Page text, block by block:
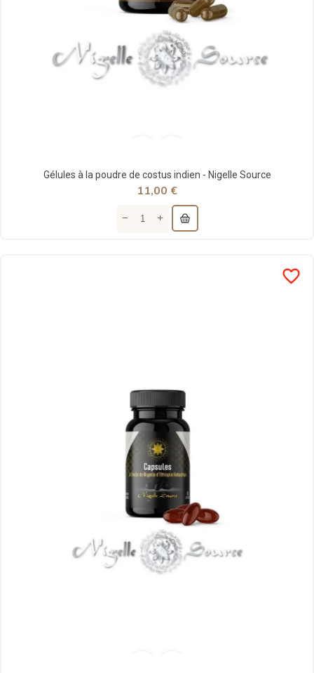
Gélules à la poudre de costus indien - Nigelle Source
11,00 €
favorite_border